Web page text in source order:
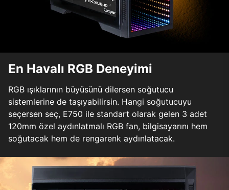
En Havalı RGB Deneyimi
RGB ışıklarının büyüsünü dilersen soğutucu
sistemlerine de taşıyabilirsin. Hangi soğutucuyu
seçersen seç, E750 ile standart olarak gelen 3 adet
120mm özel aydınlatmalı RGB fan, bilgisayarını hem
soğutacak hem de rengarenk aydınlatacak.